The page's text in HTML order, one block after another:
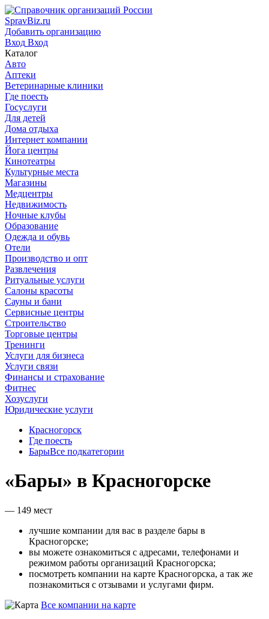
SpravBiz.ru
Добавить организацию
Вход Вход
Каталог
Авто
Аптеки
Ветеринарные клиники
Где поесть
Госуслуги
Для детей
Дома отдыха
Интернет компании
Йога центры
Кинотеатры
Культурные места
Магазины
Медцентры
Недвижимость
Ночные клубы
Образование
Одежда и обувь
Отели
Производство и опт
Развлечения
Ритуальные услуги
Салоны красоты
Сауны и бани
Сервисные центры
Строительство
Торговые центры
Тренинги
Услуги для бизнеса
Услуги связи
Финансы и страхование
Фитнес
Хозуслуги
Юридические услуги
Красногорск
Где поесть
БарыВсе подкатегории
«Бары» в Красногорске
— 149 мест
лучшие компании для вас в разделе бары в
Красногорске;
вы можете ознакомиться с адресами, телефонами и
режимом работы организаций Красногорска;
посмотреть компании на карте Красногорска, а так же
познакомиться с отзывами и услугами фирм.
Все компании на карте